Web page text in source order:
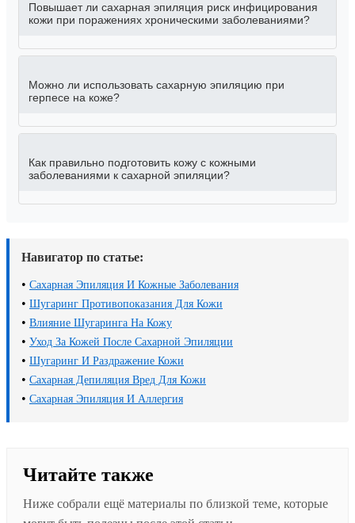
Повышает ли сахарная эпиляция риск инфицирования
кожи при поражениях хроническими заболеваниями?
Можно ли использовать сахарную эпиляцию при
герпесе на коже?
Как правильно подготовить кожу с кожными
заболеваниями к сахарной эпиляции?
Навигатор по статье:
• Сахарная Эпиляция И Кожные Заболевания
• Шугаринг Противопоказания Для Кожи
• Влияние Шугаринга На Кожу
• Уход За Кожей После Сахарной Эпиляции
• Шугаринг И Раздражение Кожи
• Сахарная Депиляция Вред Для Кожи
• Сахарная Эпиляция И Аллергия
Читайте также
Ниже собрали ещё материалы по близкой теме, которые